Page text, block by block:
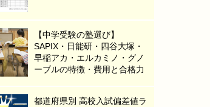
【中学受験の塾選び】
SAPIX・日能研・四谷大塚・
早稲アカ・エルカミノ・グノ
ーブルの特徴・費用と合格力
都道府県別 高校入試偏差値ラ